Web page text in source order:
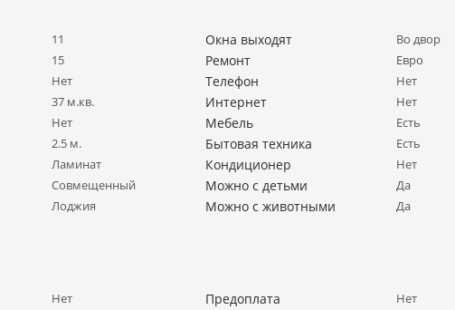
11
15
Нет
37 м.кв.
Нет
2.5 м.
Ламинат
Совмещенный
Лоджия
Окна выходят Во двор
Ремонт Евро
Телефон Нет
Интернет Нет
Мебель Есть
Бытовая техника Есть
Кондиционер Нет
Можно с детьми Да
Можно с животными Да
Нет Предоплата Нет